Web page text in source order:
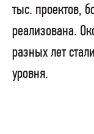
тыс. проектов,
реализована.
разных лет
уровня.